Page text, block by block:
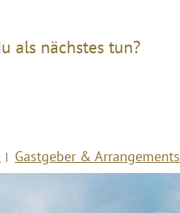
als nächstes tun?
Gastgeber & Arrangements